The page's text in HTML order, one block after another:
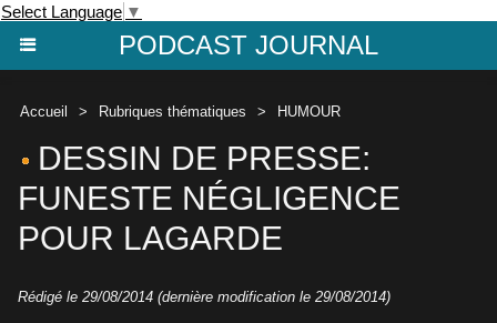
Select Language ▼
PODCAST JOURNAL
Accueil > Rubriques thématiques > HUMOUR
DESSIN DE PRESSE:
FUNESTE NÉGLIGENCE
POUR LAGARDE
Rédigé le 29/08/2014 (dernière modification le 29/08/2014)